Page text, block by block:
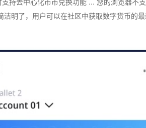
明了，用户可以在社区中获取数字货币的最